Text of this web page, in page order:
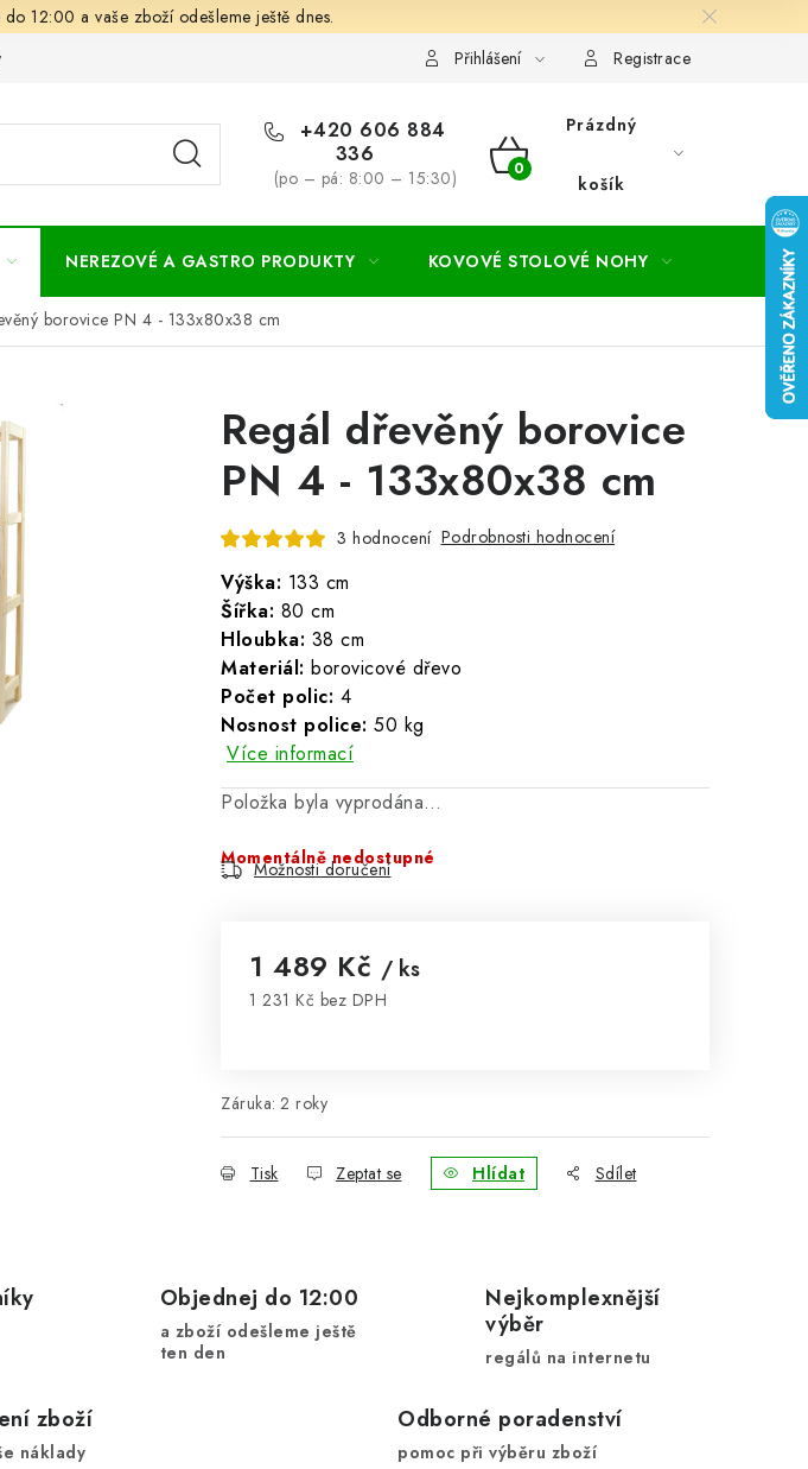
12:00 a vaše zboží odešleme ještě dnes.
Obchodní a dodací podmínky Ochrana osobních údajú
Přihlášení Registrace
+420 606 884
336
(po – pá: 8:00 – 15:30)
NÁKUPNÍ
Prázdný
košík
NEREZOVÉ A GASTRO PRODUKTY KOVOVÉ STOLOVÉ NOHY
borovice PN 4 - 133x80x38 cm
Regál dřevěný borovice
PN 4 - 133x80x38 cm
3 hodnocení Podrobnosti hodnocení
Výška: 133 cm
Šířka: 80 cm
Hloubka: 38 cm
Materiál: borovicové dřevo
Počet polic: 4
Nosnost police: 50 kg
Více informací
Položka byla vyprodána…
Momentálně nedostupné
Možnosti doručení
1 489 Kč / ks
1 231 Kč bez DPH
Záruka: 2 roky
Tisk Zeptat se Hlídat Sdílet
Objednej do 12:00
a zboží odešleme ještě
ten den
Nejkomplexnější
výběr
regálů na internetu
zboží
náklady
Odborné poradenství
pomoc při výběru zboží